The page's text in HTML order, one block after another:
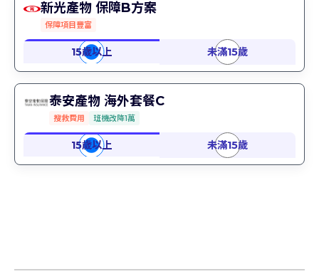
新光產物 保障B方案
保障項目豐富
泰安產物 海外套餐C
搜救費用 班機改降1萬